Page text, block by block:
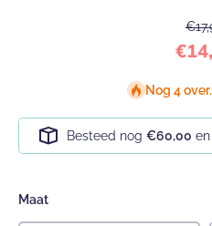
Nog 4
Besteed nog €60,00
Maat